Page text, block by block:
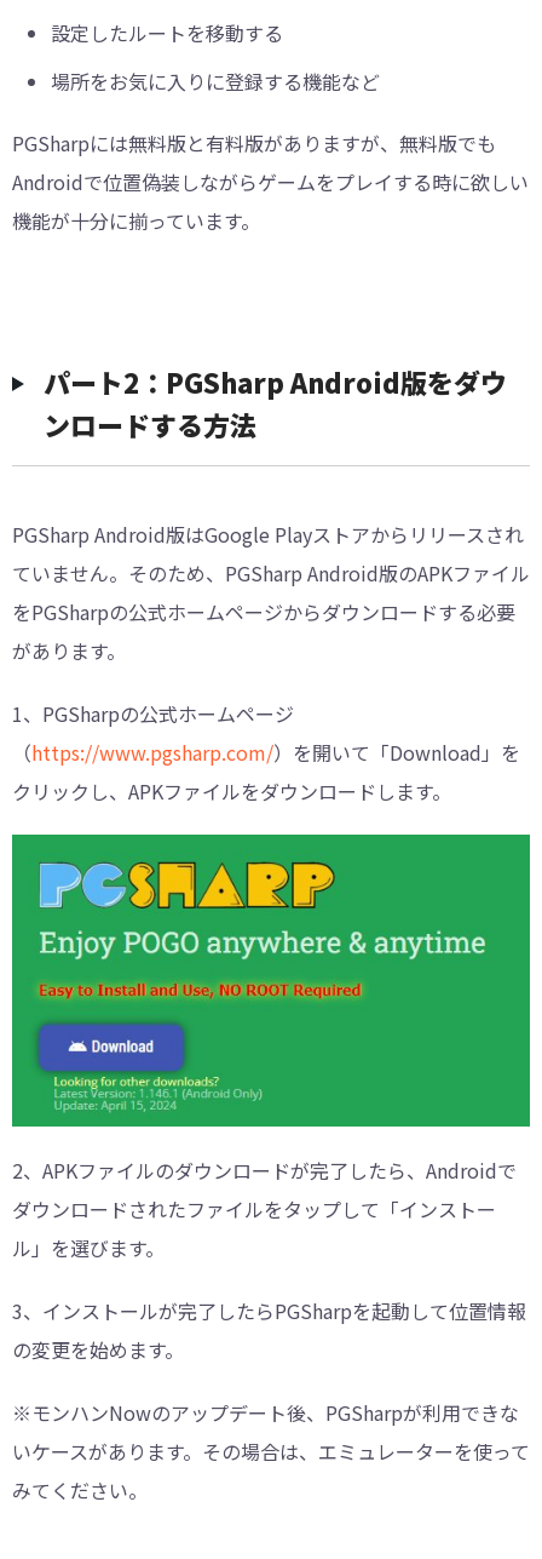
設定したルートを移動する
場所をお気に入りに登録する機能など
PGSharpには無料版と有料版がありますが、無料版でも
Androidで位置偽装しながらゲームをプレイする時に欲しい
機能が十分に揃っています。
パート2：PGSharp Android版をダウ
ンロードする方法
PGSharp Android版はGoogle Playストアからリリースされ
ていません。そのため、PGSharp Android版のAPKファイル
をPGSharpの公式ホームページからダウンロードする必要
があります。
1、PGSharpの公式ホームページ
（https://www.pgsharp.com/）を開いて「Download」を
クリックし、APKファイルをダウンロードします。
2、APKファイルのダウンロードが完了したら、Androidで
ダウンロードされたファイルをタップして「インストー
ル」を選びます。
3、インストールが完了したらPGSharpを起動して位置情報
の変更を始めます。
※モンハンNowのアップデート後、PGSharpが利用できな
いケースがあります。その場合は、エミュレーターを使って
みてください。